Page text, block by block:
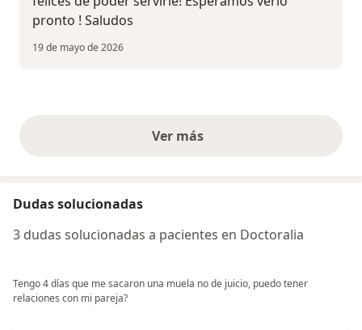
pronto ! Saludos
19 de mayo de 2026
Ver másopiniones anteriores
Dudas solucionadas
3 dudas solucionadas a pacientes en Doctoralia
Tengo 4 días que me sacaron una muela no de juicio, puedo tener
relaciones con mi pareja?